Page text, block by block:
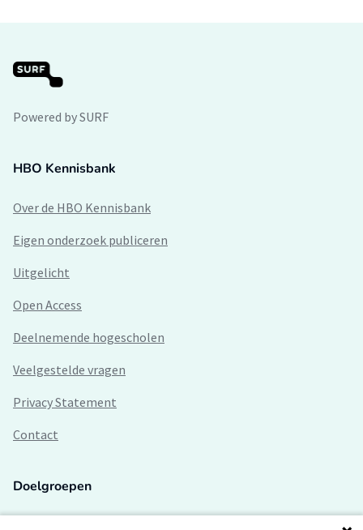
Powered by SURF
HBO Kennisbank
Over de HBO Kennisbank
Eigen onderzoek publiceren
Uitgelicht
Open Access
Deelnemende hogescholen
Veelgestelde vragen
Privacy Statement
Contact
Doelgroepen